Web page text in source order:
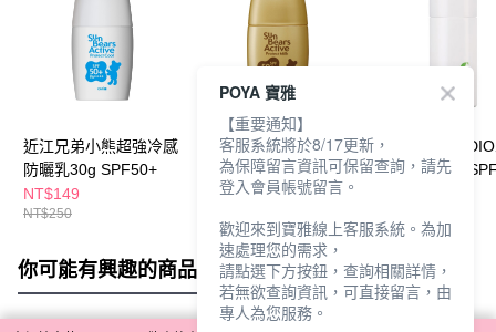
近江兄弟小熊超強冷感
防曬乳30g SPF50+
NT$149
NT$250
近江兄弟小熊超強隔離
防曬乳30g SPF50+
NT$149
近江兄弟
防曬凝膠80g-
你可能有興趣的商品 全站排行
POYA 寶雅
【重要通知】
客服系統將於8/17更新，
為保障留言資訊可保留查詢，請先
登入會員帳號留言。
歡迎來到寶雅線上客服系統。為加
速處理您的需求，
請點選下方按鈕，查詢相關詳情，
若無欲查詢資訊，可直接留言，由
專人為您服務。